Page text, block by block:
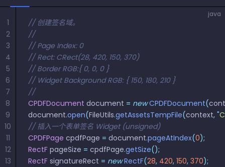
PHP
SDK
Python
SDK
南
C 指南
C++ 指
南
PHP 指
南
Python
指南
React
Native 指
南
java
// 创建签名域。
//
// Page Index: 0
// Rect: CRect(28, 420, 150, 370)
// Border RGB:{ 0, 0, 0 }
// Widget Background RGB: { 150, 180, 210 }
//
CPDFDocument document = new CPDFDocument(
document.open(FileUtils.getAssetsTempFile(context, "
// 插入一个表单签名 Widget (unsigned)
CPDFPage cpdfPage = document.pageAtIndex(0);
RectF pageSize = cpdfPage.getSize();
RectF signatureRect = new RectF(28, 420, 150, 370);
1
2
3
4
5
6
7
8
9
10
11
12
13